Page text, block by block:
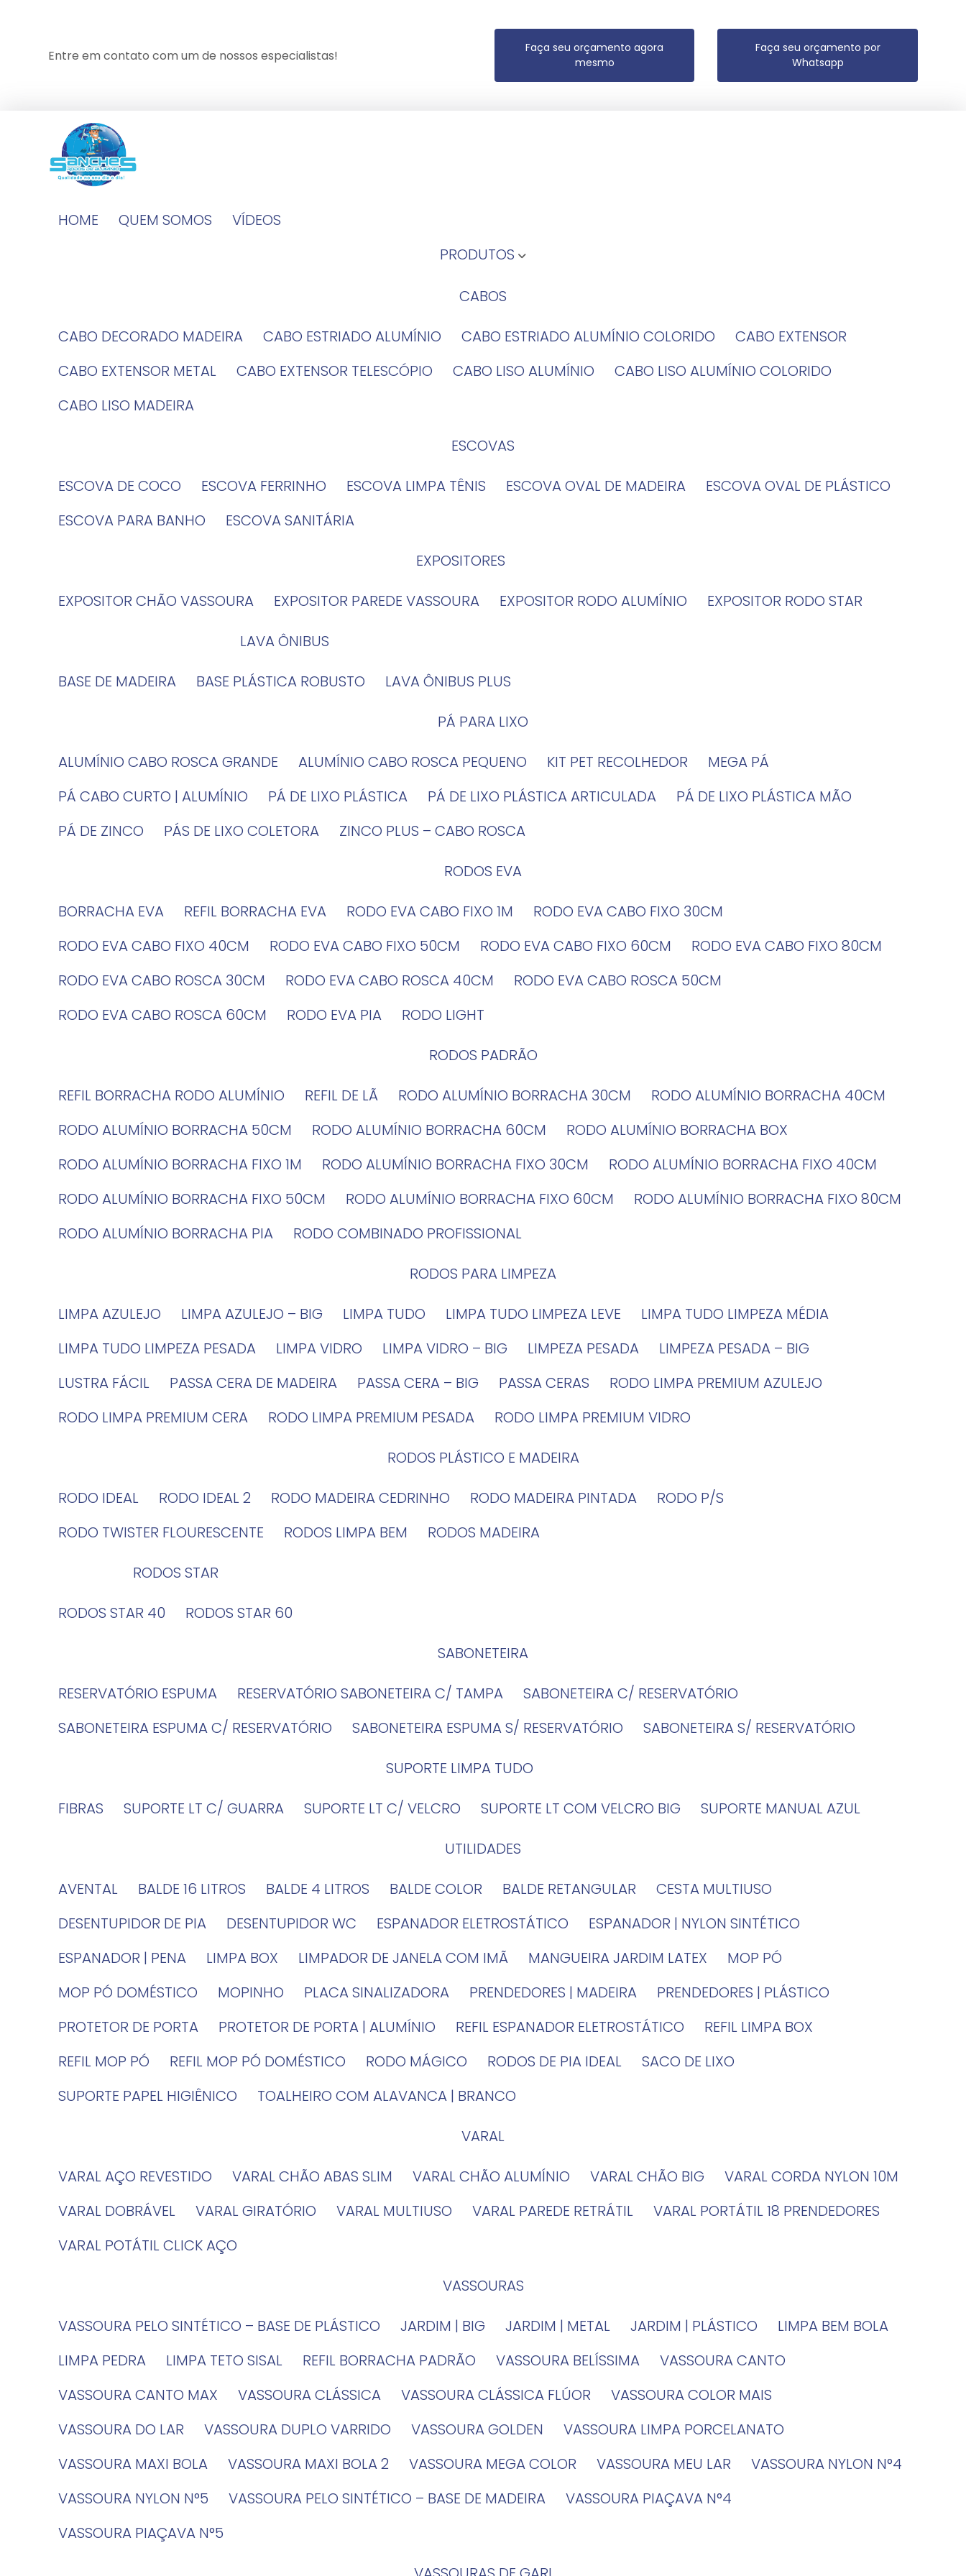
Entre em contato com um de nossos especialistas!
Faça seu orçamento agora
mesmo
Faça seu orçamento por
Whatsapp
HOME QUEM SOMOS
VÍDEOS
PRODUTOS
CABOS
CABO DECORADO MADEIRA
CABO ESTRIADO ALUMÍNIO CABO ESTRIADO ALUMÍNIO COLORIDO
CABO EXTENSOR
CABO EXTENSOR METAL
CABO EXTENSOR TELESCÓPIO CABO LISO ALUMÍNIO
CABO LISO ALUMÍNIO COLORIDO
CABO LISO MADEIRA
ESCOVAS
ESCOVA DE COCO
ESCOVA FERRINHO ESCOVA LIMPA TÊNIS ESCOVA OVAL DE MADEIRA
ESCOVA OVAL DE PLÁSTICO
ESCOVA PARA BANHO
ESCOVA SANITÁRIA
EXPOSITORES
EXPOSITOR CHÃO VASSOURA
EXPOSITOR PAREDE VASSOURA EXPOSITOR RODO ALUMÍNIO
EXPOSITOR RODO STAR
LAVA ÔNIBUS
BASE DE MADEIRA
BASE PLÁSTICA ROBUSTO
LAVA ÔNIBUS PLUS
PÁ PARA LIXO
ALUMÍNIO CABO ROSCA GRANDE
ALUMÍNIO CABO ROSCA PEQUENO KIT PET RECOLHEDOR
MEGA PÁ
PÁ CABO CURTO | ALUMÍNIO
PÁ DE LIXO PLÁSTICA PÁ DE LIXO PLÁSTICA ARTICULADA
PÁ DE LIXO PLÁSTICA MÃO
PÁ DE ZINCO
PÁS DE LIXO COLETORA
ZINCO PLUS – CABO ROSCA
RODOS EVA
BORRACHA EVA
REFIL BORRACHA EVA RODO EVA CABO FIXO 1M
RODO EVA CABO FIXO 30CM
RODO EVA CABO FIXO 40CM
RODO EVA CABO FIXO 50CM RODO EVA CABO FIXO 60CM
RODO EVA CABO FIXO 80CM
RODO EVA CABO ROSCA 30CM
RODO EVA CABO ROSCA 40CM
RODO EVA CABO ROSCA 50CM
RODO EVA CABO ROSCA 60CM
RODO EVA PIA
RODO LIGHT
RODOS PADRÃO
REFIL BORRACHA RODO ALUMÍNIO
REFIL DE LÃ RODO ALUMÍNIO BORRACHA 30CM
RODO ALUMÍNIO BORRACHA 40CM
RODO ALUMÍNIO BORRACHA 50CM
RODO ALUMÍNIO BORRACHA 60CM
RODO ALUMÍNIO BORRACHA BOX
RODO ALUMÍNIO BORRACHA FIXO 1M
RODO ALUMÍNIO BORRACHA FIXO 30CM
RODO ALUMÍNIO BORRACHA FIXO 40CM
RODO ALUMÍNIO BORRACHA FIXO 50CM
RODO ALUMÍNIO BORRACHA FIXO 60CM
RODO ALUMÍNIO BORRACHA FIXO 80CM
RODO ALUMÍNIO BORRACHA PIA
RODO COMBINADO PROFISSIONAL
RODOS PARA LIMPEZA
LIMPA AZULEJO
LIMPA AZULEJO – BIG LIMPA TUDO LIMPA TUDO LIMPEZA LEVE
LIMPA TUDO LIMPEZA MÉDIA
LIMPA TUDO LIMPEZA PESADA
LIMPA VIDRO LIMPA VIDRO – BIG LIMPEZA PESADA
LIMPEZA PESADA – BIG
LUSTRA FÁCIL
PASSA CERA DE MADEIRA PASSA CERA – BIG PASSA CERAS
RODO LIMPA PREMIUM AZULEJO
RODO LIMPA PREMIUM CERA
RODO LIMPA PREMIUM PESADA
RODO LIMPA PREMIUM VIDRO
RODOS PLÁSTICO E MADEIRA
RODO IDEAL
RODO IDEAL 2 RODO MADEIRA CEDRINHO RODO MADEIRA PINTADA
RODO P/S
RODO TWISTER FLOURESCENTE
RODOS LIMPA BEM
RODOS MADEIRA
RODOS STAR
RODOS STAR 40
RODOS STAR 60
SABONETEIRA
RESERVATÓRIO ESPUMA
RESERVATÓRIO SABONETEIRA C/ TAMPA
SABONETEIRA C/ RESERVATÓRIO
SABONETEIRA ESPUMA C/ RESERVATÓRIO
SABONETEIRA ESPUMA S/ RESERVATÓRIO
SABONETEIRA S/ RESERVATÓRIO
SUPORTE LIMPA TUDO
FIBRAS
SUPORTE LT C/ GUARRA SUPORTE LT C/ VELCRO SUPORTE LT COM VELCRO BIG
SUPORTE MANUAL AZUL
UTILIDADES
AVENTAL
BALDE 16 LITROS BALDE 4 LITROS BALDE COLOR BALDE RETANGULAR
CESTA MULTIUSO
DESENTUPIDOR DE PIA
DESENTUPIDOR WC ESPANADOR ELETROSTÁTICO
ESPANADOR | NYLON SINTÉTICO
ESPANADOR | PENA
LIMPA BOX LIMPADOR DE JANELA COM IMÃ MANGUEIRA JARDIM LATEX
MOP PÓ
MOP PÓ DOMÉSTICO
MOPINHO PLACA SINALIZADORA PRENDEDORES | MADEIRA
PRENDEDORES | PLÁSTICO
PROTETOR DE PORTA
PROTETOR DE PORTA | ALUMÍNIO REFIL ESPANADOR ELETROSTÁTICO
REFIL LIMPA BOX
REFIL MOP PÓ
REFIL MOP PÓ DOMÉSTICO RODO MÁGICO RODOS DE PIA IDEAL
SACO DE LIXO
SUPORTE PAPEL HIGIÊNICO
TOALHEIRO COM ALAVANCA | BRANCO
VARAL
VARAL AÇO REVESTIDO
VARAL CHÃO ABAS SLIM VARAL CHÃO ALUMÍNIO VARAL CHÃO BIG
VARAL CORDA NYLON 10M
VARAL DOBRÁVEL
VARAL GIRATÓRIO VARAL MULTIUSO VARAL PAREDE RETRÁTIL
VARAL PORTÁTIL 18 PRENDEDORES
VARAL POTÁTIL CLICK AÇO
VASSOURAS
VASSOURA PELO SINTÉTICO – BASE DE PLÁSTICO
JARDIM | BIG JARDIM | METAL JARDIM | PLÁSTICO
LIMPA BEM BOLA
LIMPA PEDRA
LIMPA TETO SISAL REFIL BORRACHA PADRÃO VASSOURA BELÍSSIMA
VASSOURA CANTO
VASSOURA CANTO MAX
VASSOURA CLÁSSICA VASSOURA CLÁSSICA FLÚOR
VASSOURA COLOR MAIS
VASSOURA DO LAR
VASSOURA DUPLO VARRIDO VASSOURA GOLDEN
VASSOURA LIMPA PORCELANATO
VASSOURA MAXI BOLA
VASSOURA MAXI BOLA 2 VASSOURA MEGA COLOR VASSOURA MEU LAR
VASSOURA NYLON N°4
VASSOURA NYLON N°5
VASSOURA PELO SINTÉTICO – BASE DE MADEIRA
VASSOURA PIAÇAVA N°4
VASSOURA PIAÇAVA N°5